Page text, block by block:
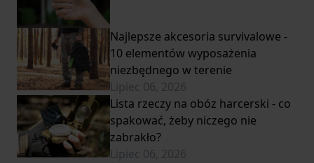
Najlepsze akcesoria survivalowe -
10 elementów wyposażenia
niezbędnego w terenie
Lipiec 06, 2026
Lista rzeczy na obóz harcerski - co
spakować, żeby niczego nie
zabrakło?
Lipiec 06, 2026